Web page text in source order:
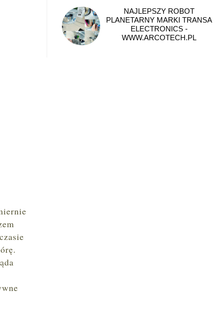
NAJLEPSZY ROBOT
PLANETARNY MARKI TRANSA
ELECTRONICS -
WWW.ARCOTECH.PL